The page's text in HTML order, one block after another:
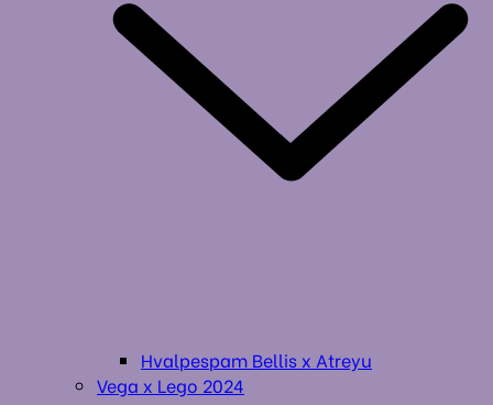
Hvalpespam Bellis x Atreyu
Vega x Lego 2024